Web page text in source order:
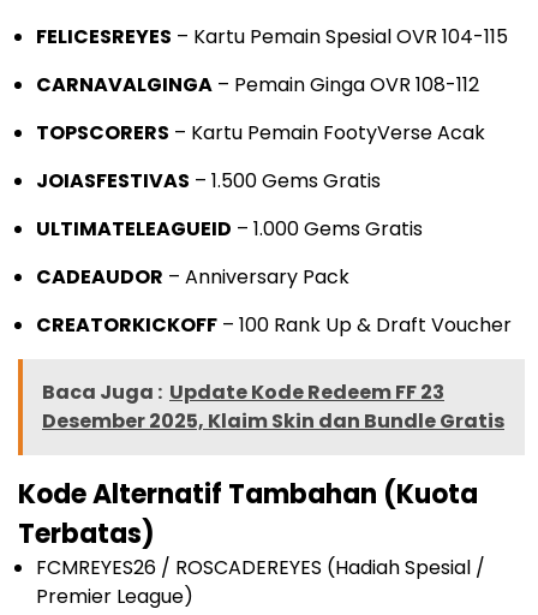
FELICESREYES – Kartu Pemain Spesial OVR 104-115
CARNAVALGINGA – Pemain Ginga OVR 108-112
TOPSCORERS – Kartu Pemain FootyVerse Acak
JOIASFESTIVAS – 1.500 Gems Gratis
ULTIMATELEAGUEID – 1.000 Gems Gratis
CADEAUDOR – Anniversary Pack
CREATORKICKOFF – 100 Rank Up & Draft Voucher
Baca Juga : Update Kode Redeem FF 23
Desember 2025, Klaim Skin dan Bundle Gratis
Kode Alternatif Tambahan (Kuota
Terbatas)
FCMREYES26 / ROSCADEREYES (Hadiah Spesial /
Premier League)